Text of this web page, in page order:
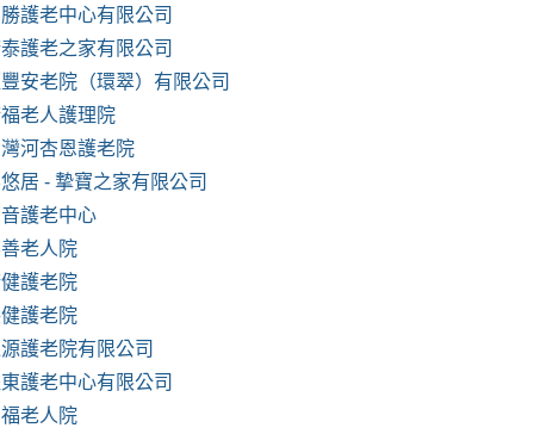
護老中心有限公司
護老之家有限公司
安老院（環翠）有限公司
老人護理院
河杏恩護老院
居 - 摯寶之家有限公司
護老中心
老人院
護老院
護老院
護老院有限公司
護老中心有限公司
老人院